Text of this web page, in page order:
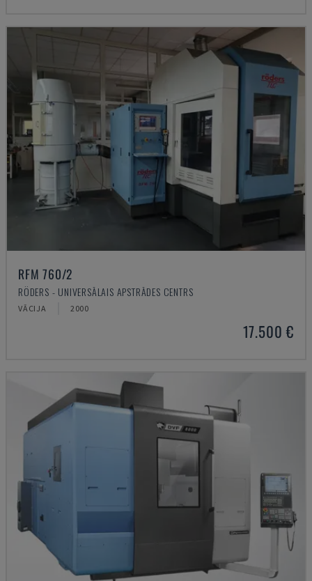
RFM 760/2
RÖDERS - UNIVERSĀLAIS APSTRĀDES CENTRS
VĀCIJA 2000
17.500 €